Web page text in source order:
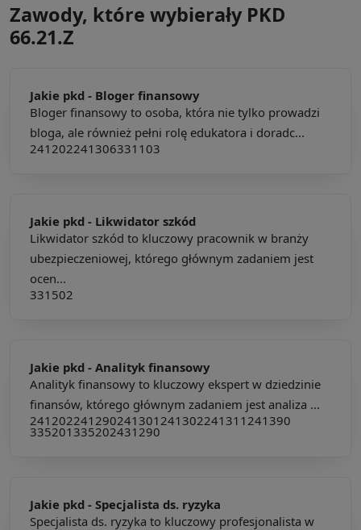
Zawody, które wybierały PKD
66.21.Z
Jakie pkd - Bloger finansowy
Bloger finansowy to osoba, która nie tylko prowadzi
bloga, ale również pełni rolę edukatora i doradc...
241202241306331103
Jakie pkd - Likwidator szkód
Likwidator szkód to kluczowy pracownik w branży
ubezpieczeniowej, którego głównym zadaniem jest
ocen...
331502
Jakie pkd - Analityk finansowy
Analityk finansowy to kluczowy ekspert w dziedzinie
finansów, którego głównym zadaniem jest analiza ...
241202241290241301 241302241311 241390
335201335202431290
Jakie pkd - Specjalista ds. ryzyka
Specjalista ds. ryzyka to kluczowy profesjonalista w